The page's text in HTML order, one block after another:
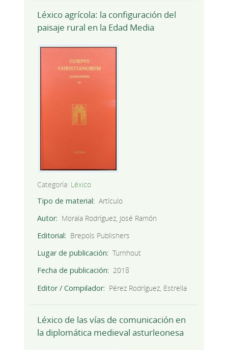
Léxico agrícola: la configuración del
paisaje rural en la Edad Media
Categoría: Léxico
Tipo de material
Artículo
Autor
Morala Rodríguez, José Ramón
Editorial
Brepols Publishers
Lugar de publicación
Turnhout
Fecha de publicación
2018
Editor / Compilador
Pérez Rodríguez, Estrella
Léxico de las vías de comunicación en
la diplomática medieval asturleonesa